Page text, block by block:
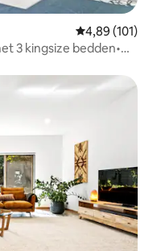
Gemiddelde
4,89 (101)
3 kingsize bedden•Op